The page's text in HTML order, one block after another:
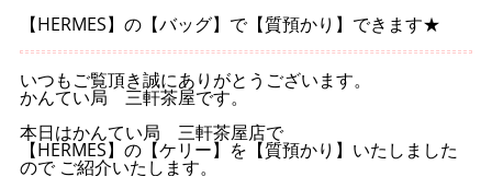
【HERMES】の【バッグ】で【質預かり】できます★
いつもご覧頂き誠にありがとうございます。
かんてい局 三軒茶屋です。
本日はかんてい局 三軒茶屋店で
【HERMES】の【ケリー】を【質預かり】いたしました
ので ご紹介いたします。